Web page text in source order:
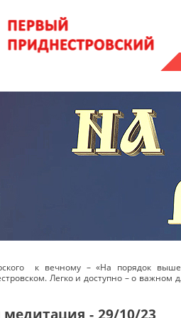
к вечному – «На порядок
Легко и доступно – о важном
- 29/10/23